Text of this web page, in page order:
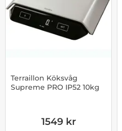
Terraillon Köksvåg
Supreme PRO IP52 10kg
1549 kr